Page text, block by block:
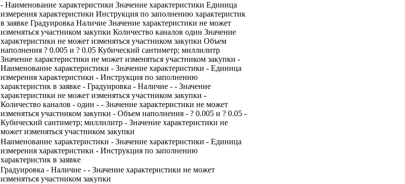
- Наименование характеристики Значение характеристики Единица
измерения характеристики Инструкция по заполнению характеристик
в заявке Градуировка Наличие Значение характеристики не может
изменяться участником закупки Количество каналов один Значение
характеристики не может изменяться участником закупки Объем
наполнения ? 0.005 и ? 0.05 Кубический сантиметр; миллилитр
Значение характеристики не может изменяться участником закупки -
Наименование характеристики - Значение характеристики - Единица
измерения характеристики - Инструкция по заполнению
характеристик в заявке - Градуировка - Наличие - - Значение
характеристики не может изменяться участником закупки -
Количество каналов - один - - Значение характеристики не может
изменяться участником закупки - Объем наполнения - ? 0.005 и ? 0.05 -
Кубический сантиметр; миллилитр - Значение характеристики не
может изменяться участником закупки
Наименование характеристики - Значение характеристики - Единица
измерения характеристики - Инструкция по заполнению
характеристик в заявке
Градуировка - Наличие - - Значение характеристики не может
изменяться участником закупки